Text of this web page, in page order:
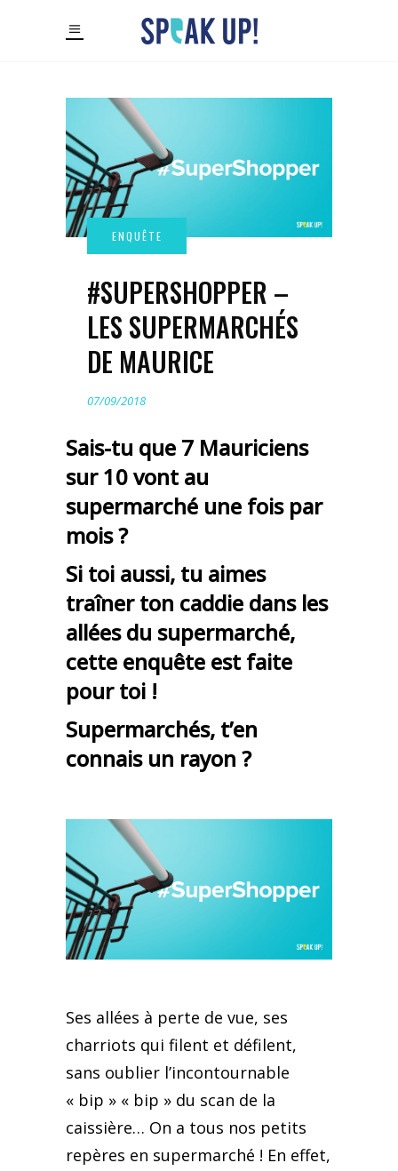
#SUPERSHOPPER –
LES SUPERMARCHÉS
DE MAURICE
07/09/2018
Sais-tu que 7 Mauriciens
sur 10 vont au
supermarché une fois par
mois ?
Si toi aussi, tu aimes
traîner ton caddie dans les
allées du supermarché,
cette enquête est faite
pour toi !
Supermarchés, t’en
connais un rayon ?
Ses allées à perte de vue, ses
charriots qui filent et défilent,
sans oublier l’incontournable
« bip » « bip » du scan de la
caissière… On a tous nos petits
repères en supermarché ! En effet,